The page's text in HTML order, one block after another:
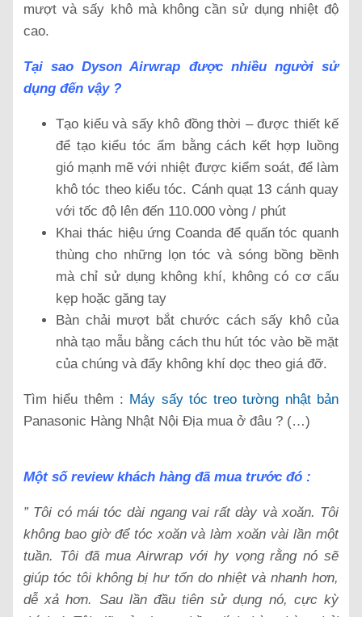
mượt và sấy khô mà không cần sử dụng nhiệt độ
cao.
Tại sao Dyson Airwrap được nhiều người sử
dụng đến vậy ?
Tạo kiểu và sấy khô đồng thời – được thiết kế
để tạo kiểu tóc ẩm bằng cách kết hợp luồng
gió mạnh mẽ với nhiệt được kiểm soát, để làm
khô tóc theo kiểu tóc. Cánh quạt 13 cánh quay
với tốc độ lên đến 110.000 vòng / phút
Khai thác hiệu ứng Coanda để quấn tóc quanh
thùng cho những lọn tóc và sóng bồng bềnh
mà chỉ sử dụng không khí, không có cơ cấu
kẹp hoặc găng tay
Bàn chải mượt bắt chước cách sấy khô của
nhà tạo mẫu bằng cách thu hút tóc vào bề mặt
của chúng và đẩy không khí dọc theo giá đỡ.
Tìm hiểu thêm : Máy sấy tóc treo tường nhật bản
Panasonic Hàng Nhật Nội Địa mua ở đâu ? (…)
Một số review khách hàng đã mua trước đó :
” Tôi có mái tóc dài ngang vai rất dày và xoăn. Tôi
không bao giờ để tóc xoăn và làm xoăn vài lần một
tuần. Tôi đã mua Airwrap với hy vọng rằng nó sẽ
giúp tóc tôi không bị hư tổn do nhiệt và nhanh hơn,
dễ xả hơn. Sau lần đầu tiên sử dụng nó, cực kỳ